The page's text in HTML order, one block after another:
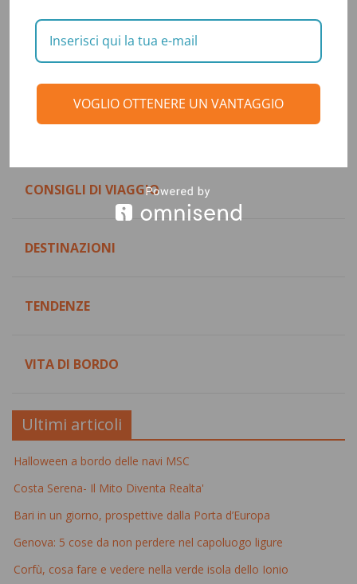
CONSIGLI DI VIAGGIO
DESTINAZIONI
TENDENZE
VITA DI BORDO
Ultimi articoli
Halloween a bordo delle navi MSC
Costa Serena- Il Mito Diventa Realta'
Bari in un giorno, prospettive dalla Porta d’Europa
Genova: 5 cose da non perdere nel capoluogo ligure
Corfù, cosa fare e vedere nella verde isola dello Ionio
VOGLIO OTTENERE UN VANTAGGIO